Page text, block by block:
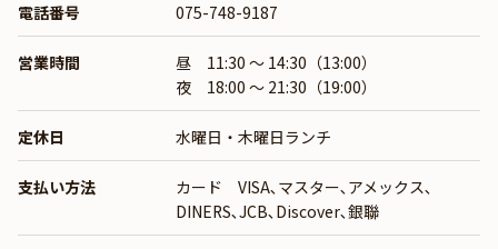
電話番号 075-748-9187
営業時間
昼 11:30 ～ 14:30（13:00）
夜 18:00 ～ 21:30（19:00）
定休日 水曜日・木曜日ランチ
支払い方法
カード VISA､マスター､アメックス､
DINERS､JCB､Discover､銀聯